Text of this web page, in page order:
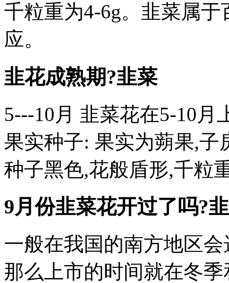
千粒重为4-6g。韭菜属
应。
韭花成熟期?韭菜
5---10月 韭菜花在5-10月
果实种子: 果实为蒴果,子
种子黑色,花般盾形,千粒
9月份韭菜花开过了吗?
一般在我国的南方地区
那么上市的时间就在冬